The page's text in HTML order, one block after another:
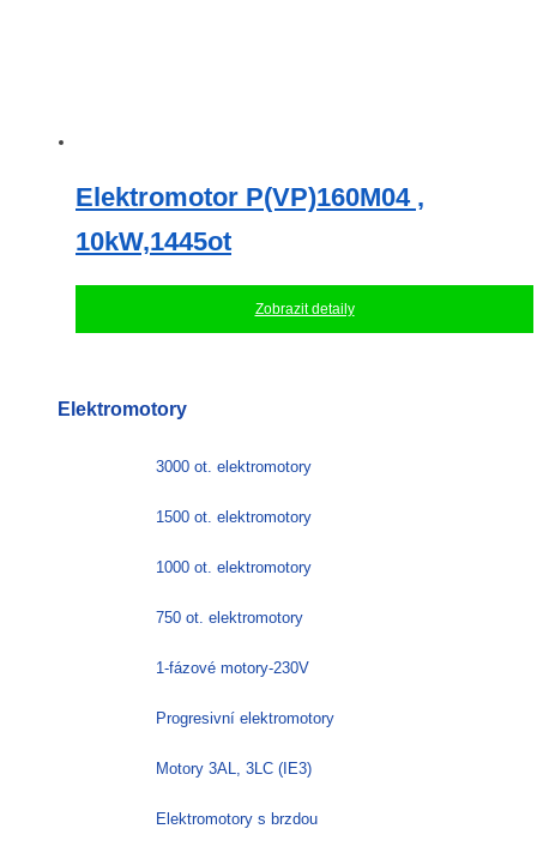
Elektromotor P(VP)160M04 ,
10kW,1445ot
Zobrazit detaily
Elektromotory
3000 ot. elektromotory
1500 ot. elektromotory
1000 ot. elektromotory
750 ot. elektromotory
1-fázové motory-230V
Progresivní elektromotory
Motory 3AL, 3LC (IE3)
Elektromotory s brzdou